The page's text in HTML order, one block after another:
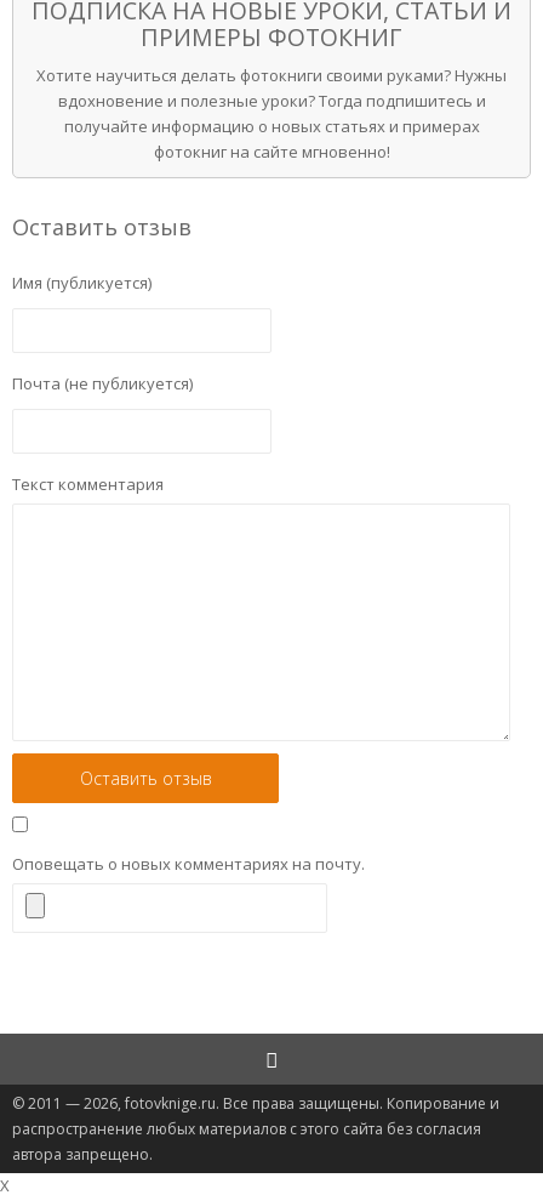
ПОДПИСКА НА НОВЫЕ УРОКИ, СТАТЬИ И
ПРИМЕРЫ ФОТОКНИГ
Хотите научиться делать фотокниги своими руками? Нужны
вдохновение и полезные уроки? Тогда подпишитесь и
получайте информацию о новых статьях и примерах
фотокниг на сайте мгновенно!
Оставить отзыв
Имя (публикуется)
Почта (не публикуется)
Текст комментария
Оповещать о новых комментариях на почту.
© 2011 — 2026, fotovknige.ru. Все права защищены. Копирование и
распространение любых материалов с этого сайта без согласия
автора запрещено.
X